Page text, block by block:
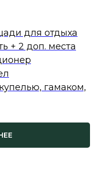
для отдыха
+ 2 доп. места
гамаком,